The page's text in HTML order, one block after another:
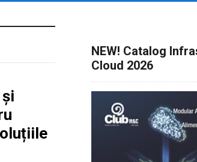
NEW! Catalog
Cloud 2026